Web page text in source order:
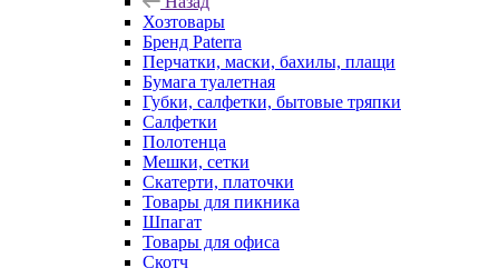
Хозтовары
Бренд Paterra
Перчатки, маски, бахилы, плащи
Бумага туалетная
Губки, салфетки, бытовые тряпки
Салфетки
Полотенца
Мешки, сетки
Скатерти, платочки
Товары для пикника
Шпагат
Товары для офиса
Скотч